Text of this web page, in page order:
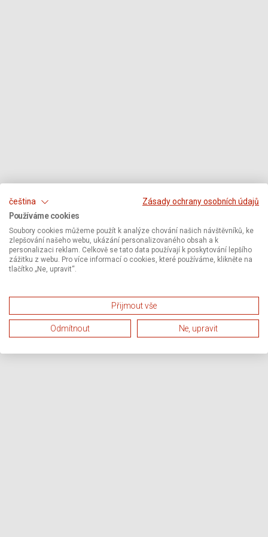
čeština
Zásady ochrany osobních údajů
Používáme cookies
Soubory cookies můžeme použít k analýze chování našich návštěvníků, ke
zlepšování našeho webu, ukázání personalizovaného obsah a k
personalizaci reklam. Celkově se tato data používají k poskytování lepšího
zážitku z webu. Pro více informací o cookies, které používáme, klikněte na
tlačítko „Ne, upravit“.
Přijmout vše
Odmítnout Ne, upravit